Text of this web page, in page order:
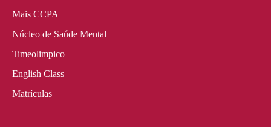
Mais CCPA
Núcleo de Saúde Mental
Timeolimpico
English Class
Matrículas